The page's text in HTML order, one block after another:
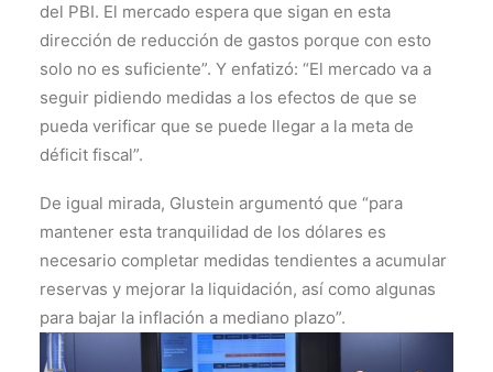
del PBI. El mercado espera que sigan en esta
dirección de reducción de gastos porque con esto
solo no es suficiente”. Y enfatizó: “El mercado va a
seguir pidiendo medidas a los efectos de que se
pueda verificar que se puede llegar a la meta de
déficit fiscal”.
De igual mirada, Glustein argumentó que “para
mantener esta tranquilidad de los dólares es
necesario completar medidas tendientes a acumular
reservas y mejorar la liquidación, así como algunas
para bajar la inflación a mediano plazo”.